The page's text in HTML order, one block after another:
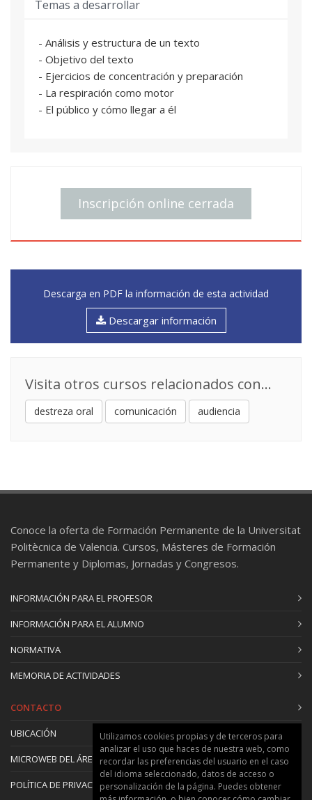
Temas a desarrollar
- Análisis y estructura de un texto
- Objetivo del texto
- Ejercicios de concentración y preparación
- La respiración como motor
- El público y cómo llegar a él
Inscripción online cerrada
Descarga en PDF la información de esta actividad
Descargar información
Visita otros cursos relacionados con...
destreza oral comunicación audiencia
Conoce la oferta de Formación Permanente de la Universitat
Politècnica de Valencia. Cursos, Másteres de Formación
Permanente y Diplomas, Jornadas y Congresos.
INFORMACIÓN PARA EL PROFESOR
INFORMACIÓN PARA EL ALUMNO
NORMATIVA
MEMORIA DE ACTIVIDADES
CONTACTO
UBICACIÓN
MICROWEB DEL ÁREA
POLÍTICA DE PRIVACIDAD Y COOKIES
Utilizamos cookies propias y de terceros para
analizar el uso que haces de nuestra web, como
recordar las preferencias del usuario en el caso
del idioma seleccionado, datos de acceso o
personalización de la página. Puedes obtener